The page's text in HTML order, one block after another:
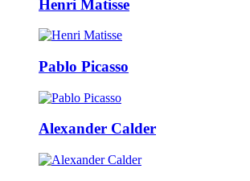
Henri Matisse
Pablo Picasso
Alexander Calder